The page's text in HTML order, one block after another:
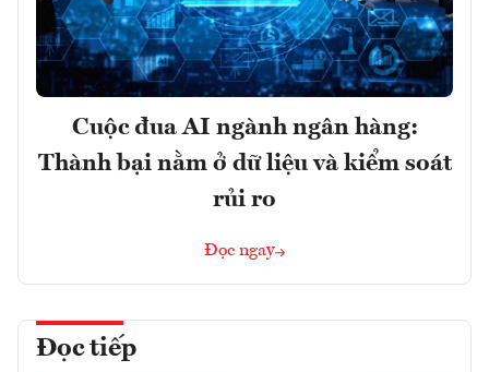
Cuộc đua AI ngành ngân hàng:
Thành bại nằm ở dữ liệu và kiểm soát
rủi ro
Đọc ngay
Đọc tiếp